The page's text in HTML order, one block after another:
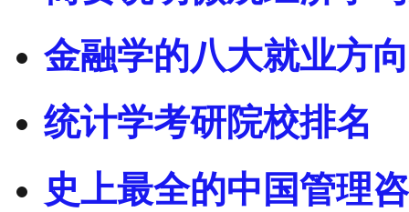
金融学的八大就业方
统计学考研院校排名
史上最全的中国管理